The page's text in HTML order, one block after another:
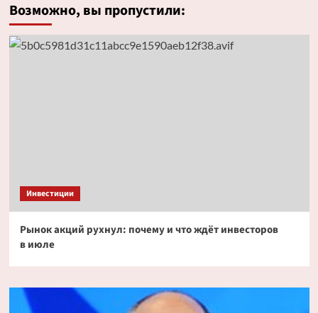
Возможно, вы пропустили:
Инвестиции
Рынок акций рухнул: почему и что ждёт инвесторов
в июле